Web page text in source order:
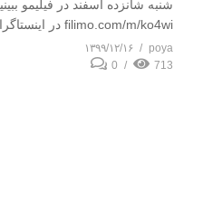
شنبه شانزده اسفند در فیلیمو
filimo.com/m/ko4wi در اینستاگرام به ما […]
poya
۱۳۹۹/۱۲/۱۶
713
0